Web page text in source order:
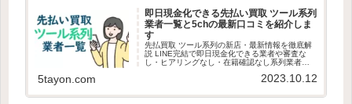
即日現金化できる先払い買取 ツール系列
業者一覧と5chの最新口コミを紹介しま
す
先払買取 ツール系列の新店・最新情報を徹底解
説 LINE完結で即日現金化できる業者や審査な
し・ヒアリングなし・在籍確認なし系列業者の
を紹介します。最新版の先払買取 ツール系列情
5tayon.com 2023.10.12